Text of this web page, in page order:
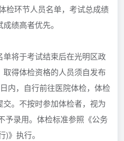
检环节人员名单，考试总成绩
绩高者优先。
将于考试结束后在光明区政
得体检资格的人员须自发布
内，自行前往医院体检，体检
。不按时参加体检者，视为
予录用。体检标准参照《公务
》执行。